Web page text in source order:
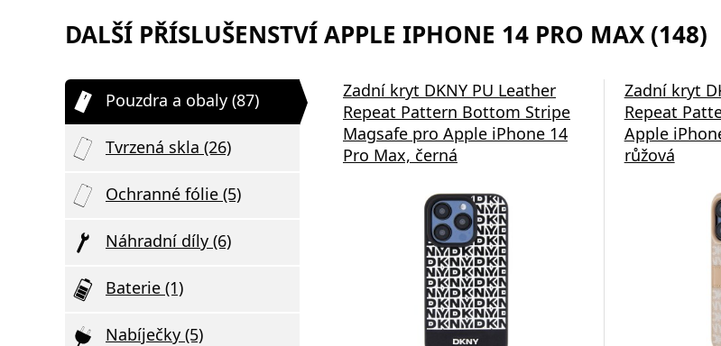
DALŠÍ PŘÍSLUŠENSTVÍ APPLE IPHONE 14 PRO MAX (148)
Pouzdra a obaly (87)
Tvrzená skla (26)
Ochranné fólie (5)
Náhradní díly (6)
Baterie (1)
Nabíječky (5)
Zadní kryt DKNY PU Leather
Repeat Pattern Bottom Stripe
Magsafe pro Apple iPhone 14
Pro Max, černá
Zadní kryt
Repeat
Apple
růžová